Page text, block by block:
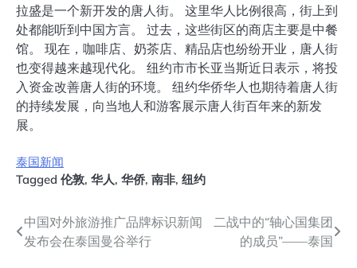
拉盛是一个新开发的唐人街。 这里华人比例很高，街上到
处都能听到中国方言。 过去，这些街区的商店主要是中餐
馆。 现在，咖啡店、奶茶店、精品店也纷纷开业，唐人街
也变得越来越现代化。 纽约市市长亚当斯近日表示，将投
入资金改善唐人街的环境。 纽约华侨华人也期待着唐人街
的持续发展，向当地人和游客展示唐人街百年来的新发
展。
泰国新闻
Tagged 伦敦, 华人, 华侨, 南非, 纽约
文
章
中国对外旅游推广品牌标识新闻
发布会在泰国曼谷举行
二战中的“轴心国集团
的成员”——泰国